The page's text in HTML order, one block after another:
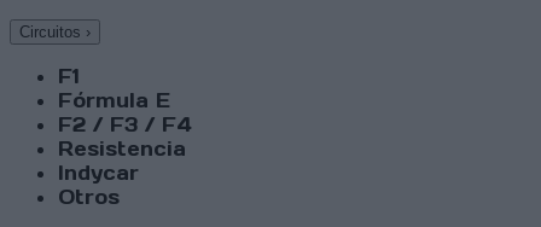
Circuitos ›
F1
Fórmula E
F2 / F3 / F4
Resistencia
Indycar
Otros